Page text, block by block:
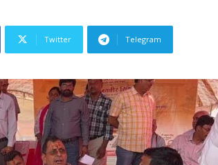
News,
Twitter Telegram